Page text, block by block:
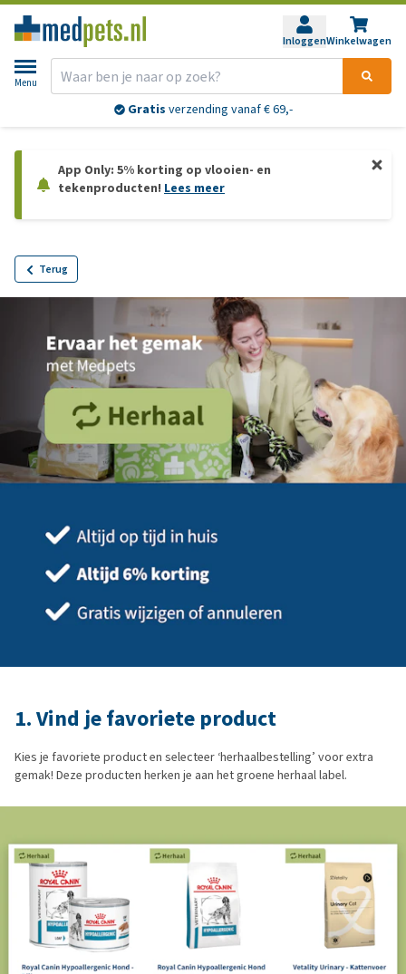
InloggenWinkelwagen
Menu
Gratis verzending vanaf € 69,-
App Only: 5% korting op vlooien- en
tekenproducten! Lees meer
Terug
1. Vind je favoriete product
Kies je favoriete product en selecteer ‘herhaalbestelling’ voor extra
gemak! Deze producten herken je aan het groene herhaal label.